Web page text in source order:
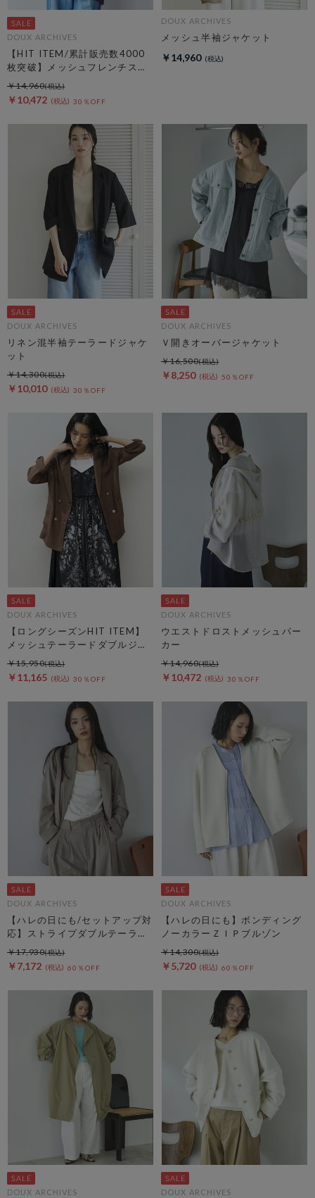
DOUX ARCHIVES
【HIT ITEM/累計販売数4000
枚突破】メッシュフレンチスリ
ーブジャケット／
￥10,472 30％OFF
￥14,960
DOUX ARCHIVES
メッシュ半袖ジャケット
￥14,960
DOUX ARCHIVES
リネン混半袖テーラードジャケ
ット
￥10,010 30％OFF
￥14,300
DOUX ARCHIVES
Ｖ開きオーバージャケット
￥8,250 50％OFF
￥16,500
DOUX ARCHIVES
【ロングシーズンHIT ITEM】
メッシュテーラードダブルジャ
ケット
￥11,165 30％OFF
￥15,950
DOUX ARCHIVES
ウエストドロストメッシュパー
カー
￥10,472 30％OFF
￥14,960
DOUX ARCHIVES
【ハレの日にも/セットアップ対
応】ストライプダブルテーラー
ドジャケット
￥7,172 60％OFF
￥17,930
DOUX ARCHIVES
【ハレの日にも】ボンディング
ノーカラーＺＩＰブルゾン
￥5,720 60％OFF
￥14,300
DOUX ARCHIVES DOUX ARCHIVES